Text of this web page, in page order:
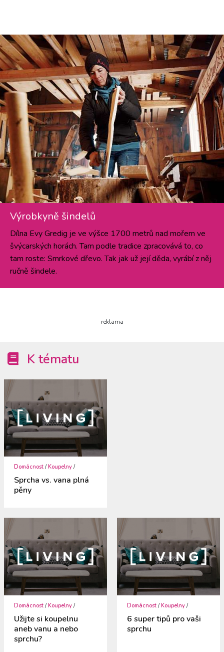
Výrobkyně šindelů
Dílna Evy Gredig je ve výšce 1700 metrů nad mořem ve
švýcarských horách. Tam podle tradice zpracovává to, co
tam roste: Smrkové dřevo. Tak jak už její děda, vyrábí z něj
ručně šindele.
reklama
K tématu
Domácnost /Koupelny /
Sprcha vs. vana plná
pěny
Domácnost /Koupelny /
Užijte si koupelnu
aneb vanu a nebo
sprchu?
Domácnost /Koupelny /
6 super tipů pro vaši
sprchu